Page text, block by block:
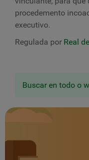
procedemento
executivo.
Regulada por Real
Buscar en todo o